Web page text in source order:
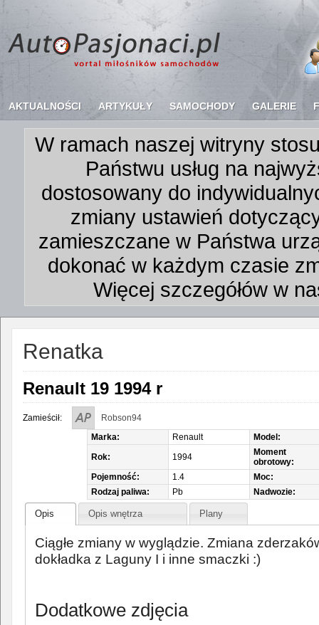
AKTUALNOŚCI ARTYKUŁY SAMOCHODY GALERIE
W ramach naszej witryny
Państwu usług na
dostosowany do
zmiany ustawień
zamieszczane w Państwa
dokonać w każdym czasie
Więcej szczegółów w
Renatka
Renault 19 1994 r
Zamieścił:
Robson94
Marka:
Renault
Model:
Rok:
1994
Moment
obrotowy:
Pojemność:
1.4
Moc:
Rodzaj paliwa:
Pb Nadwozie:
Opis Opis wnętrza Plany
Ciągłe zmiany w wyglądzie. Zmiana
dokładka z Laguny I i inne smaczki :)
Dodatkowe zdjęcia